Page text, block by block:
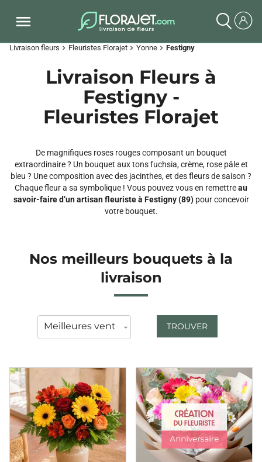
Livraison fleurs chevron_right Fleuristes Florajet chevron_right Yonne chevron_right Festigny
Livraison Fleurs à
Festigny -
Fleuristes Florajet
De magnifiques roses rouges composant un bouquet
extraordinaire ? Un bouquet aux tons fuchsia, crème, rose pâle et
bleu ? Une composition avec des jacinthes, et des fleurs de saison ?
Chaque fleur a sa symbolique ! Vous pouvez vous en remettreau
savoir-faire d’un artisan fleuriste à Festigny (89)pour concevoir
votre bouquet.
Nos meilleurs bouquets à la
livraison
TROUVER